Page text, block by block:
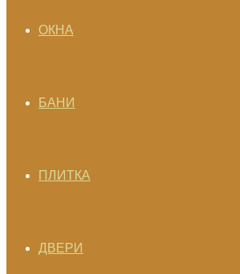
ОКНА
БАНИ
ПЛИТКА
ДВЕРИ